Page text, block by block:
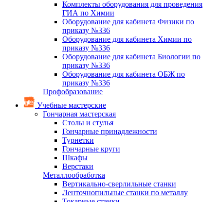
Комплекты оборудования для проведения
ГИА по Химии
Оборудование для кабинета Физики по
приказу №336
Оборудование для кабинета Химии по
приказу №336
Оборудование для кабинета Биологии по
приказу №336
Оборудование для кабинета ОБЖ по
приказу №336
Профобразование
Учебные мастерские
Гончарная мастерская
Столы и стулья
Гончарные принадлежности
Турнетки
Гончарные круги
Шкафы
Верстаки
Металлообработка
Вертикально-сверлильные станки
Ленточнопильные станки по металлу